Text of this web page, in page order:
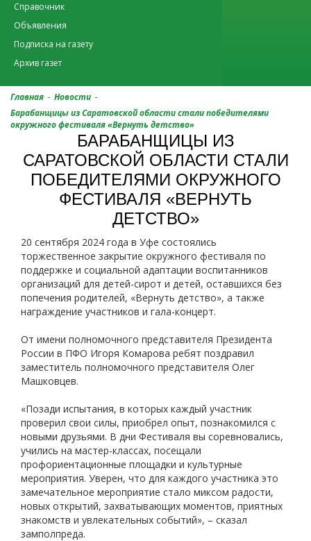
Справочник
Объявления
Подписка на газету
Архив газет
Главная - Новости -
Барабанщицы из Саратовской области стали победителями
окружного фестиваля «Вернуть детство»
БАРАБАНЩИЦЫ ИЗ
САРАТОВСКОЙ ОБЛАСТИ СТАЛИ
ПОБЕДИТЕЛЯМИ ОКРУЖНОГО
ФЕСТИВАЛЯ «ВЕРНУТЬ
ДЕТСТВО»
20 сентября 2024 года в Уфе состоялись
торжественное закрытие окружного фестиваля по
поддержке и социальной адаптации воспитанников
организаций для детей-сирот и детей, оставшихся без
попечения родителей, «Вернуть детство», а также
награждение участников и гала-концерт.
От имени полномочного представителя Президента
России в ПФО Игоря Комарова ребят поздравил
заместитель полномочного представителя Олег
Машковцев.
«Позади испытания, в которых каждый участник
проверил свои силы, приобрел опыт, познакомился с
новыми друзьями. В дни Фестиваля вы соревновались,
учились на мастер-классах, посещали
профориентационные площадки и культурные
мероприятия. Уверен, что для каждого участника это
замечательное мероприятие стало миксом радости,
новых открытий, захватывающих моментов, приятных
знакомств и увлекательных событий», – сказал
замполпреда.